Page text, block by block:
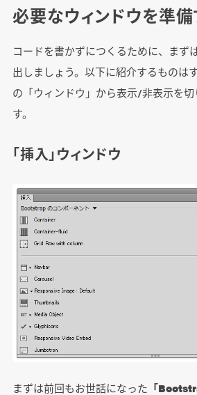
必要なウィンドウを準備
コードを書かずにつくるために、まず
出しましょう。以下に紹介するものは
の「ウィンドウ」から表示/非表示を
す。
「挿入」ウィンドウ
まずは前回もお世話になった 「